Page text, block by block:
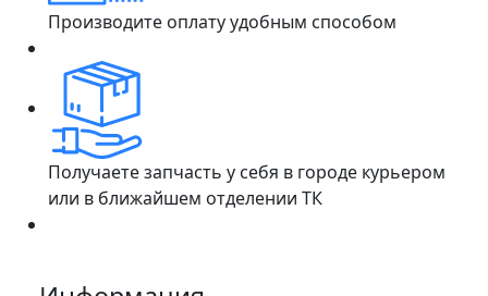
Производите оплату удобным способом
Получаете запчасть у себя в городе курьером
или в ближайшем отделении ТК